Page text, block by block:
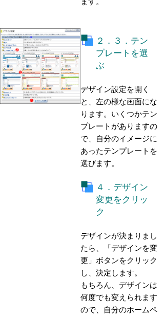
２．３．テン
プレートを選
ぶ
デザイン設定を開く
と、左の様な画面にな
ります。いくつかテン
プレートがありますの
で、自分のイメージに
あったテンプレートを
選びます。
４．デザイン
変更をクリッ
ク
デザインが決まりまし
たら、「デザインを変
更」ボタンをクリック
し、決定します。
もちろん、デザインは
何度でも変えられます
ので、自分のホームペ